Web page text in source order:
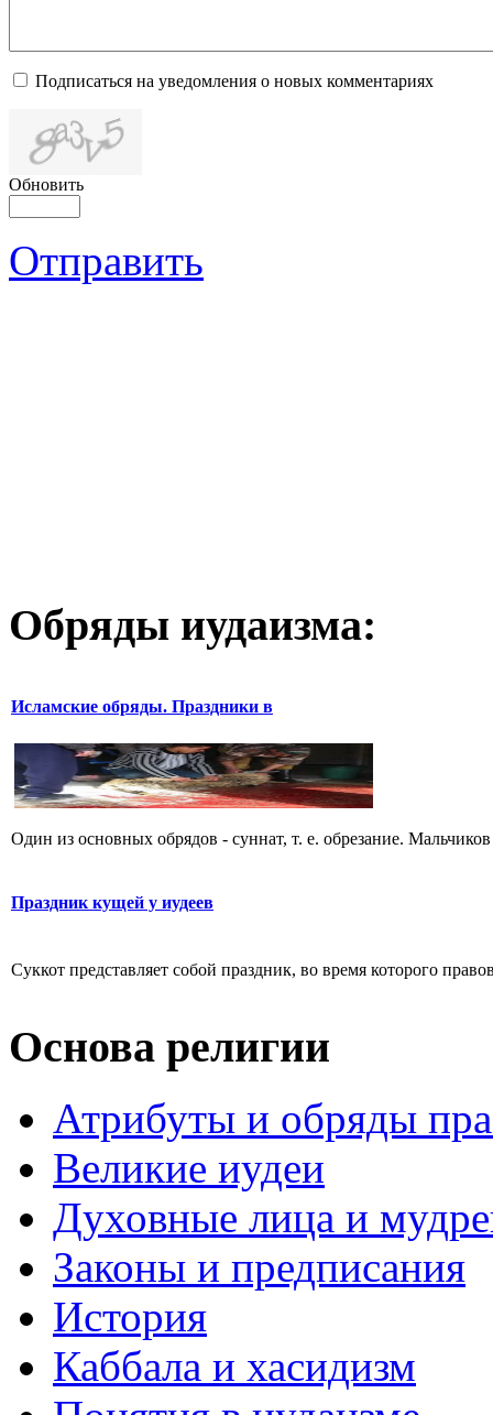
Подписаться на уведомления о новых комментариях
Обновить
Отправить
Обряды иудаизма:
Исламские обряды. Праздники в
Один из основных обрядов - суннат, т. е. обрезание.
Праздник кущей у иудеев
Суккот представляет собой праздник, во время которого
Основа религии
Атрибуты и обряды
Великие иудеи
Духовные лица и
Законы и предписания
История
Каббала и хасидизм